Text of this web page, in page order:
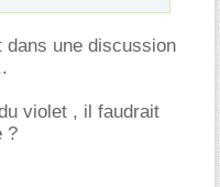
dans une discussion
violet , il faudrait
?